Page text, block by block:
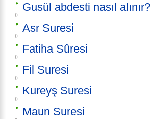
Gusül abdesti nasıl alınır?
Asr Suresi
Fatiha Sûresi
Fil Suresi
Kureyş Suresi
Maun Suresi